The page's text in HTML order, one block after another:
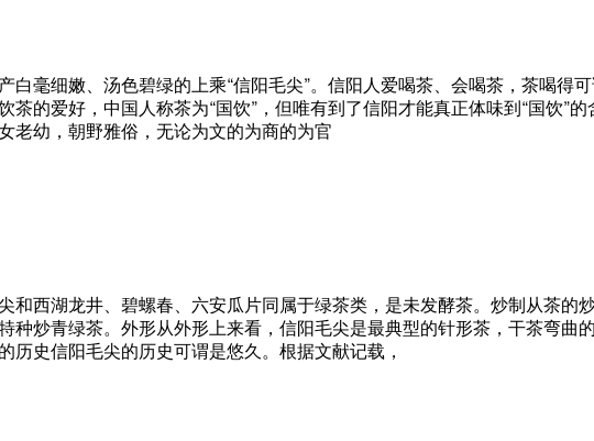
白毫细嫩、汤色碧绿的上乘“信阳毛尖”。信阳人爱喝茶、会喝茶，茶喝得
茶的爱好，中国人称茶为“国饮”，但唯有到了信阳才能真正体味到“国饮”
老幼，朝野雅俗，无论为文的为商的为官
和西湖龙井、碧螺春、六安瓜片同属于绿茶类，是未发酵茶。炒制从茶
种炒青绿茶。外形从外形上来看，信阳毛尖是最典型的针形茶，干茶弯
历史信阳毛尖的历史可谓是悠久。根据文献记载，